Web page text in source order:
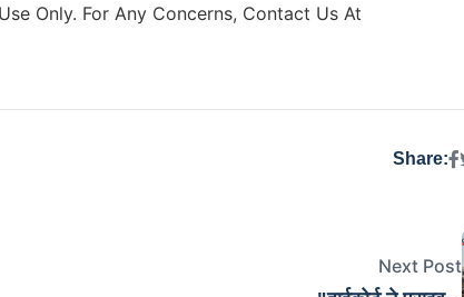
Only. For Any Concerns, Contact Us At
Share:
Next Post